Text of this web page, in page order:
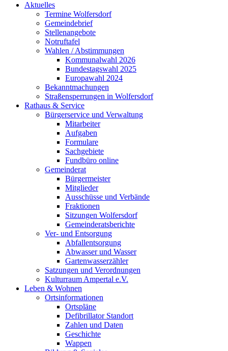
Aktuelles
Termine Wolfersdorf
Gemeindebrief
Stellenangebote
Notruftafel
Wahlen / Abstimmungen
Kommunalwahl 2026
Bundestagswahl 2025
Europawahl 2024
Bekanntmachungen
Straßensperrungen in Wolfersdorf
Rathaus & Service
Bürgerservice und Verwaltung
Mitarbeiter
Aufgaben
Formulare
Sachgebiete
Fundbüro online
Gemeinderat
Bürgermeister
Mitglieder
Ausschüsse und Verbände
Fraktionen
Sitzungen Wolfersdorf
Gemeinderatsberichte
Ver- und Entsorgung
Abfallentsorgung
Abwasser und Wasser
Gartenwasserzähler
Satzungen und Verordnungen
Kulturraum Ampertal e.V.
Leben & Wohnen
Ortsinformationen
Ortspläne
Defibrillator Standort
Zahlen und Daten
Geschichte
Wappen